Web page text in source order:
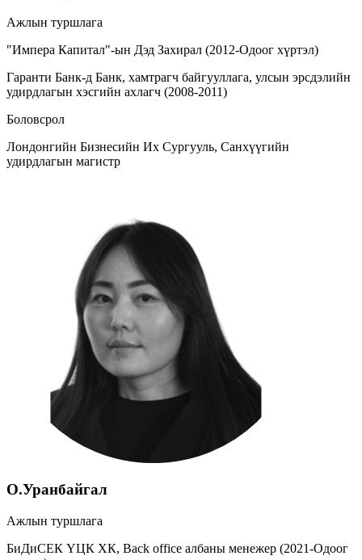
Ажлын туршлага
"Импера Капитал"-ын Дэд Захирал (2012-Одоог хүртэл)
Гаранти Банк-д Банк, хамтрагч байгууллага, улсын эрсдэлийн
удирдлагын хэсгийн ахлагч (2008-2011)
Боловсрол
Лондонгийн Бизнесийн Их Сургууль, Санхүүгийн
удирдлагын магистр
О.Уранбайгал
Ажлын туршлага
БиДиСЕК ҮЦК ХК, Back office албаны менежер (2021-Одоог